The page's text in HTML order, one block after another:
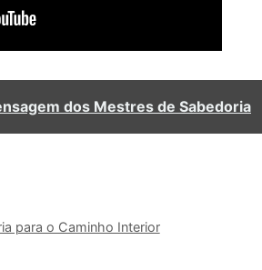
dos Mestres de Sabedoria
para o Caminho Interior